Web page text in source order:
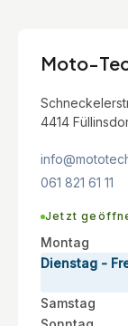
Moto-
4414
061 821 61 11
Jetzt
Montag
Dienstag -
Samstag